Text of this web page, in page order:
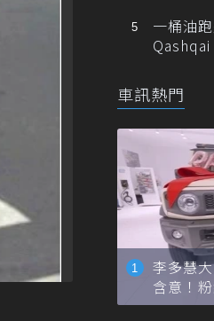
一桶油
Qashqai
車訊熱門
李多慧
含意！
忙找車